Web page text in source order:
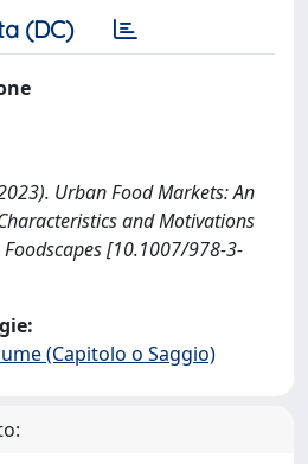
(DC)
Urban Food Markets: An
and Motivations
[10.1007/978-3-
(Capitolo o Saggio)